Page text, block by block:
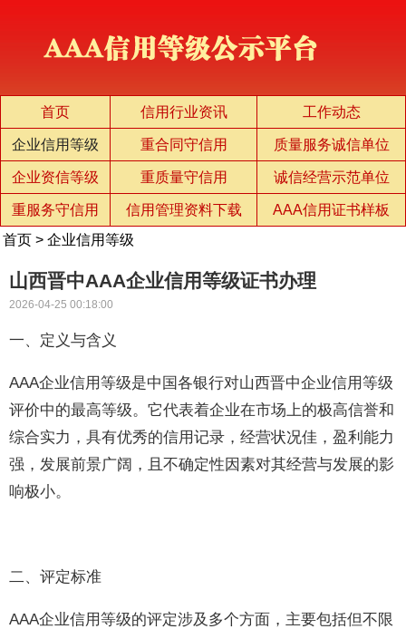
首页 信用行业资讯 工作动态
企业信用等级 重合同守信用 质量服务诚信单位
企业资信等级 重质量守信用 诚信经营示范单位
重服务守信用 信用管理资料下载
AAA信用证书样板
首页 > 企业信用等级
山西晋中AAA企业信用等级证书办理
2026-04-25 00:18:00
一、定义与含义
AAA企业信用等级是中国各银行对山西晋中企业信用等级
评价中的最高等级。它代表着企业在市场上的极高信誉和
综合实力，具有优秀的信用记录，经营状况佳，盈利能力
强，发展前景广阔，且不确定性因素对其经营与发展的影
响极小。
二、评定标准
AAA企业信用等级的评定涉及多个方面，主要包括但不限